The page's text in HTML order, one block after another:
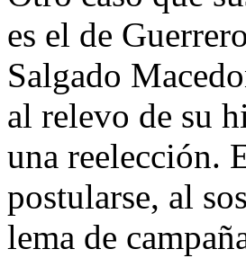
es el de
Salgado
al relevo de su
una reelección.
postularse, al
lema de